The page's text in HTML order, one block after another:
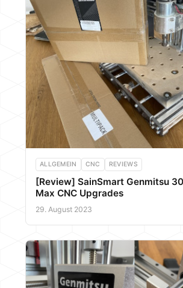
ALLGEMEIN CNC REVIEWS
[Review] SainSmart Genmitsu
Max CNC Upgrades
29. August 2023